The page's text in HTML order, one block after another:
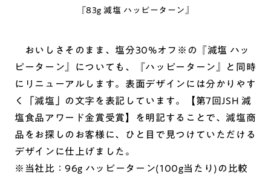
『83g 減塩 ハッピーターン』
おいしさそのまま、塩分30%オフ※の『減塩 ハッ
ピーターン』についても、『ハッピーターン』と同時
にリニューアルします。表面デザインには分かりやす
く「減塩」の文字を表記しています。【第7回JSH 減
塩食品アワード金賞受賞】を明記することで、減塩商
品をお探しのお客様に、ひと目で見つけていただける
デザインに仕上げました。
※当社比：96g ハッピーターン(100g当たり)の比較